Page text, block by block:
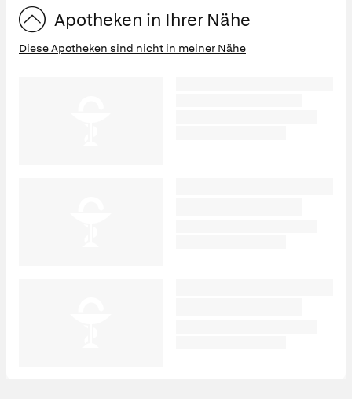
Apotheken in Ihrer Nähe
Diese Apotheken sind nicht in meiner Nähe